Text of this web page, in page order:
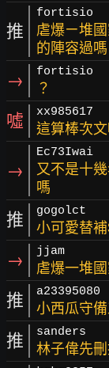
推
fortisio
虐爆ㄧ堆
的陣容過嗎
→ fortisio
？
噓 xx985617
這算棒次
→
Ec73Iwai
又不是十
嗎
推 gogolct
小可愛替
→ jjam
虐爆一堆國
推 a23395080
小西瓜守
推 sanders
林子偉先